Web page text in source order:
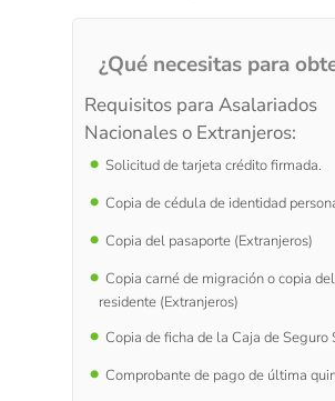
¿Qué necesitas para
Requisitos para Asalariados
Nacionales o Extranjeros:
Solicitud de tarjeta crédito firmada.
Copia de cédula de identidad
Copia del pasaporte (Extranjeros)
Copia carné de migración o copia
residente (Extranjeros)
Copia de ficha de la Caja de Seguro
Comprobante de pago de última